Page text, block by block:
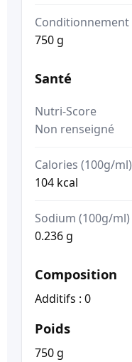
Conditionnement
750 g
Santé
Nutri-Score
Non renseigné
Calories (100g/ml)
104 kcal
Sodium (100g/ml)
0.236 g
Composition
Additifs : 0
Poids
750 g